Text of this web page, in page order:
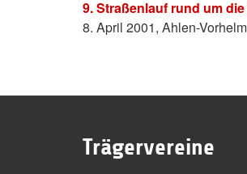
9. Straßenlauf rund um
8. April 2001, Ahlen-Vorhelm
Trägervereine